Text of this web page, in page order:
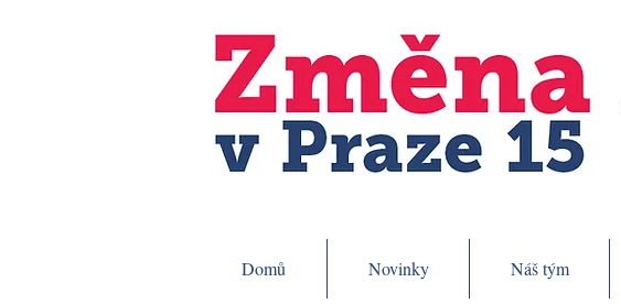
Domů Novinky Náš tým